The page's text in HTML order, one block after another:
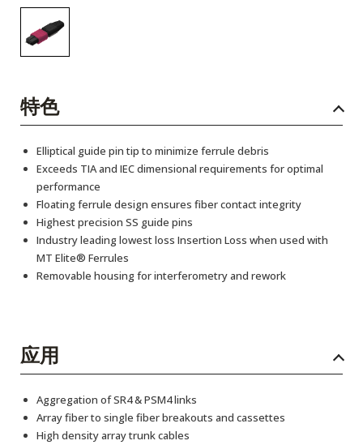
特色
Elliptical guide pin tip to minimize ferrule debris
Exceeds TIA and IEC dimensional requirements for optimal
performance
Floating ferrule design ensures fiber contact integrity
Highest precision SS guide pins
Industry leading lowest loss Insertion Loss when used with
MT Elite® Ferrules
Removable housing for interferometry and rework
应用
Aggregation of SR4 & PSM4 links
Array fiber to single fiber breakouts and cassettes
High density array trunk cables